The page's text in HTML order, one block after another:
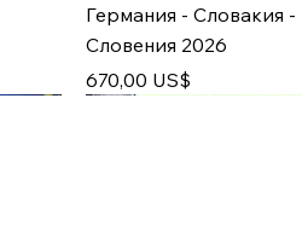
Германия - Словакия -
Словения 2026
Цена
670,00 US$